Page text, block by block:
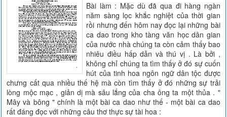
Bài làm : Mặc dù đã qua đi hàng ngàn
năm sàng lọc khắc nghiệt của thời gian
rồi nhưng đến hôm nay đọc lại những bài
ca dao trong kho tàng văn học dân gian
của nước nhà chúng ta còn cảm thấy bao
nhiêu điều hấp dẫn và thú vị . Là bởi ,
không chỉ chúng ta tìm thấy ở đó sự cuốn
hút của tinh hoa ngôn ngữ dân tộc được
chưng cất qua nhiều thế hệ mà còn tìm thấy ở đó những sự trải
lòng mộc mạc , giản dị mà sâu lắng của cha ông ta một thủa . "
Mây và bông " chính là một bài ca dao như thế - một bài ca dao
rất đáng đọc với những câu thơ thực sự tài hoa :